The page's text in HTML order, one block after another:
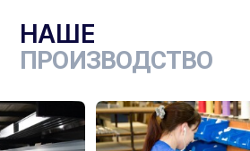
НАШЕ
ПРОИЗВОДСТВО